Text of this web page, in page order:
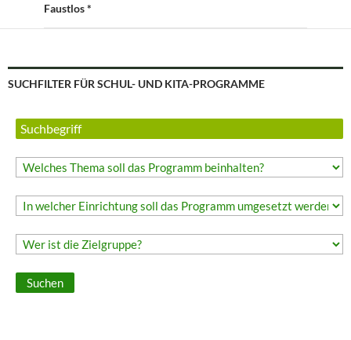
Faustlos *
SUCHFILTER FÜR SCHUL- UND KITA-PROGRAMME